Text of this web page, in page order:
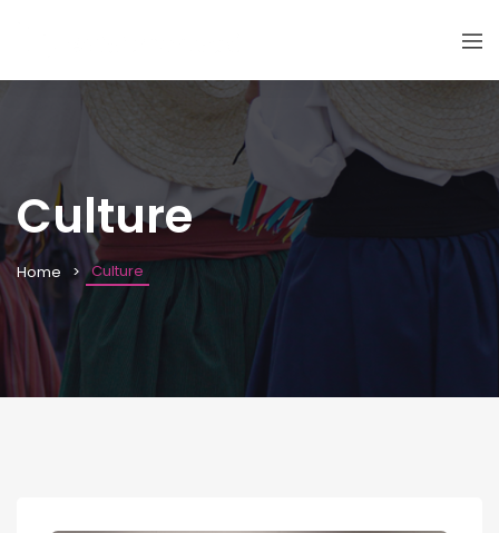
Culture
Home Culture